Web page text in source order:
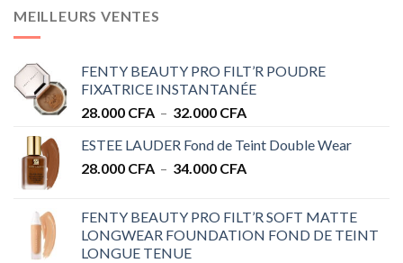
MEILLEURS VENTES
FENTY BEAUTY PRO FILT’R POUDRE
FIXATRICE INSTANTANÉE
28.000 CFA – 32.000 CFAPlage
prix :
28.000 CFA
ESTEE LAUDER Fond de Teint Double Wear
28.000 CFA – 34.000 CFAPlage
28.000 CFA
à
FENTY BEAUTY PRO FILT’R SOFT MATTE
LONGWEAR FOUNDATION FOND DE TEINT
LONGUE TENUE